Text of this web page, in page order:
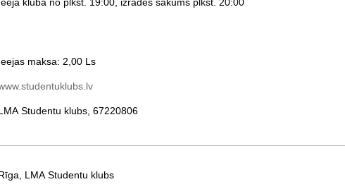
maksa: 2,00 Ls
Studentu klubs, 67220806
LMA Studentu klubs